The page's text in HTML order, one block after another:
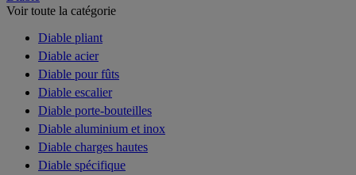
Voir toute la catégorie
Diable pliant
Diable acier
Diable pour fûts
Diable escalier
Diable porte-bouteilles
Diable aluminium et inox
Diable charges hautes
Diable spécifique